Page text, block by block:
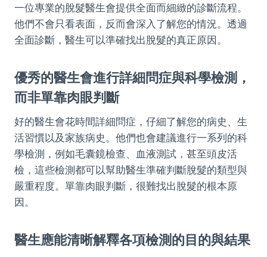
一位專業的脫髮醫生會提供全面而細緻的診斷流程。
他們不會只看表面，反而會深入了解您的情況。透過
全面診斷，醫生可以準確找出脫髮的真正原因。
優秀的醫生會進行詳細問症與科學檢測，
而非單靠肉眼判斷
好的醫生會花時間詳細問症，仔細了解您的病史、生
活習慣以及家族病史。他們也會建議進行一系列的科
學檢測，例如毛囊鏡檢查、血液測試，甚至頭皮活
檢，這些檢測都可以幫助醫生準確判斷脫髮的類型與
嚴重程度。單靠肉眼判斷，很難找出脫髮的根本原
因。
醫生應能清晰解釋各項檢測的目的與結果